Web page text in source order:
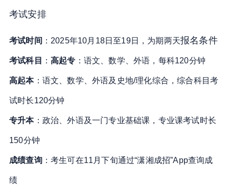
考试安排
考试时间 ：2025年10月18日至19日，为期两天
考试科目 ： 高起专 ：语文、数学、外语，每科120分钟
高起本：语文、数学、外语及史地/理化综合，综合科目考
试时长120分钟
专升本：政治、外语及一门专业基础课，专业课考试时长
150分钟
成绩查询：考生可在11月下旬通过“潇湘成招”App查询成
绩
报名条件